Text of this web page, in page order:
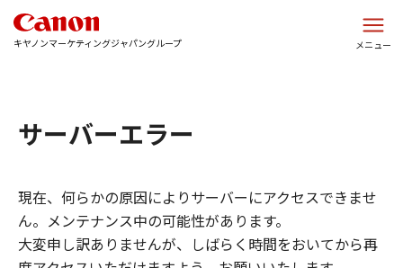
キヤノンマーケティングジャパングループ メニュー
サーバーエラー
現在、何らかの原因によりサーバーにアクセスできませ
ん。メンテナンス中の可能性があります。
大変申し訳ありませんが、しばらく時間をおいてから再